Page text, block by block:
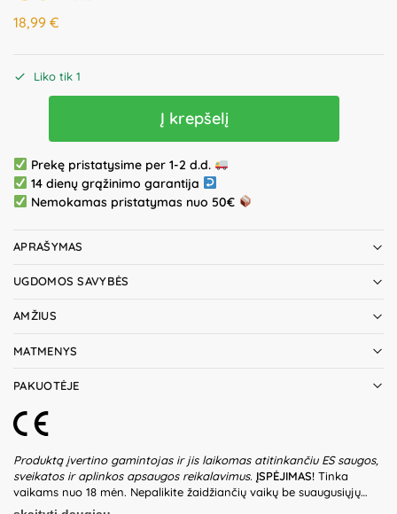
18,99 €
Liko tik 1
Į krepšelį
Prekę pristatysime per 1-2 d.d.
14 dienų grąžinimo garantija
Nemokamas pristatymas nuo 50€
APRAŠYMAS
UGDOMOS SAVYBĖS
AMŽIUS
MATMENYS
PAKUOTĖJE
Produktą įvertino gamintojas ir jis laikomas atitinkančiu ES saugos,
sveikatos ir aplinkos apsaugos reikalavimus. ĮSPĖJIMAS! Tinka
vaikams nuo 18 mėn. Nepalikite žaidžiančių vaikų be suaugusiųjų
priežiūros. Prieš naudodami žaislą patikrinkite žaislo ir detalių būklę.